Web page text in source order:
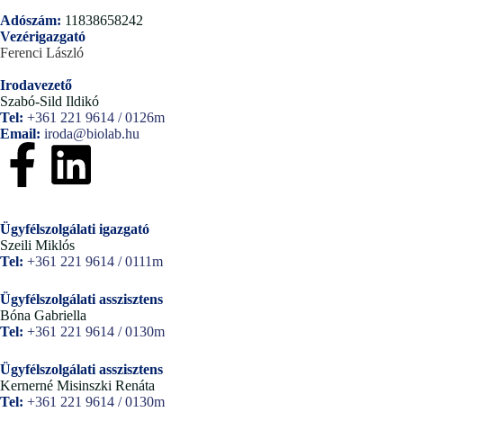
Adószám: 11838658242
Vezérigazgató
Ferenci László
Irodavezető
Szabó-Sild Ildikó
Tel: +361 221 9614 / 0126m
Email: iroda@biolab.hu
Ügyfélszolgálati igazgató
Szeili Miklós
Tel: +361 221 9614 / 0111m
Ügyfélszolgálati asszisztens
Bóna Gabriella
Tel: +361 221 9614 / 0130m
Ügyfélszolgálati asszisztens
Kernerné Misinszki Renáta
Tel: +361 221 9614 / 0130m